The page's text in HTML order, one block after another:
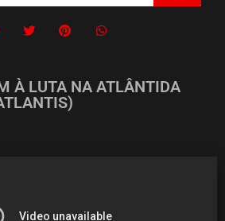
À LUTA NA ATLÂNTIDA